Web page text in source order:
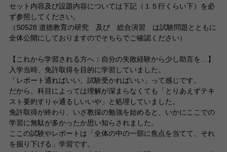
セット内容及び設題内容については下記（１５行くらい下）を必
ず参照してください。
（S0528 道徳教育の研究 及び 総合演習 は試験問題とともに
全体公開にしておりますのでそちらでご確認ください）
【これから学習される方へ：自分の失敗経験から少し助言を…】
入学当時、免許取得を目的に学習していました。
「レポート通ればいい、試験受かればいい」って感じです。
だから、科目によっては理解が深まらなくても「とりあえずテキ
スト要約すりゃ通るしいいや」と処理していました。
免許取得が終わり、いざ教採の勉強を始めると、いかにここでの
学習に無駄が多かったか思い知らされました。
ここの試験やレポートは「全体の中の一部に焦点を当てて、それ
を掘り下げる」学習です。